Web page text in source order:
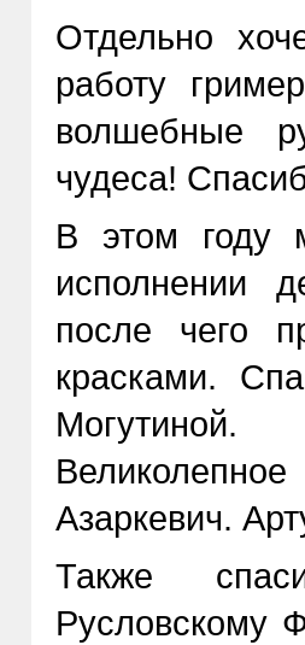
Отдельно
работу
волшебные
чудеса!
В этом году
исполнении
после чего
красками.
Могутиной.
Азаркевич.
Также
Русловскому